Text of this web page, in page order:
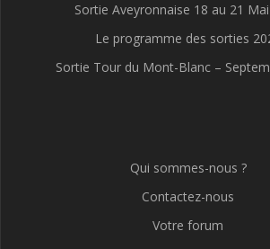
Sortie Aveyronnaise 18 au 21
Le programme des sorties
Sortie Tour du Mont-Blanc –
Qui sommes-nous ?
Contactez-nous
Votre forum